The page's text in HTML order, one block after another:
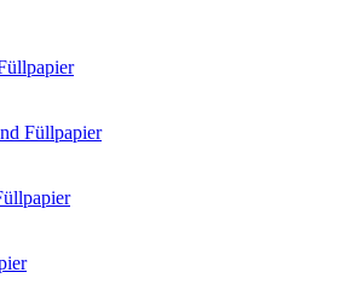
Füllpapier